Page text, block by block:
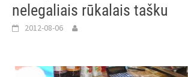
nelegaliais rūkalais tašku
2012-08-06